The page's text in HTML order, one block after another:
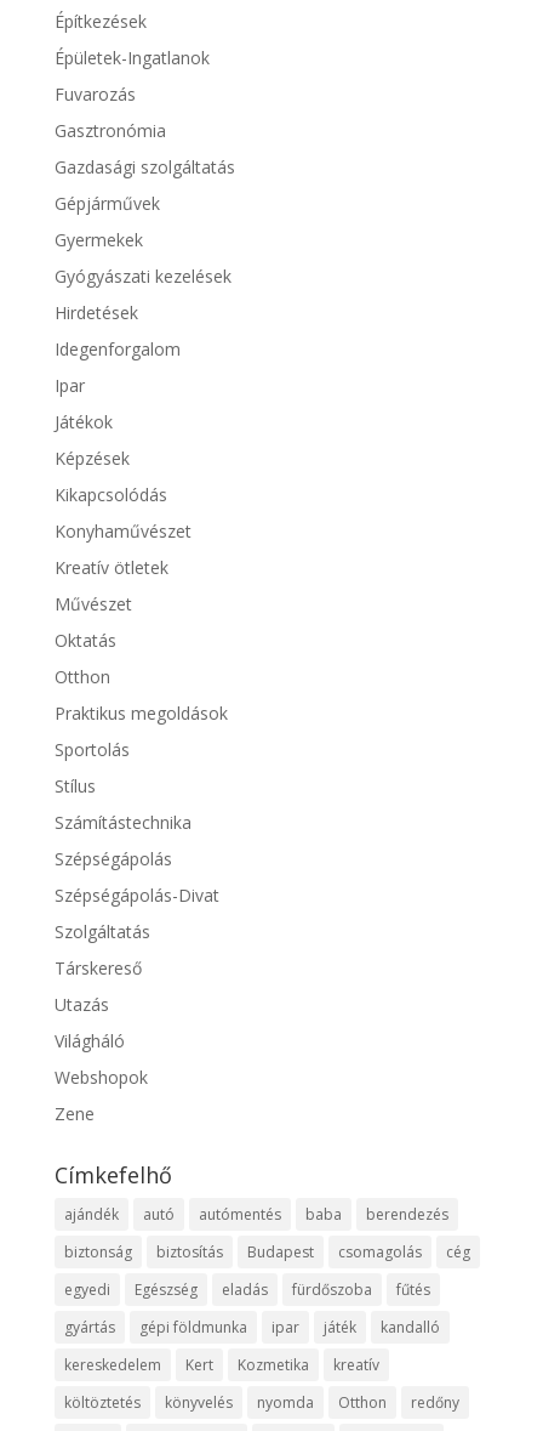
Építkezések
Épületek-Ingatlanok
Fuvarozás
Gasztronómia
Gazdasági szolgáltatás
Gépjárművek
Gyermekek
Gyógyászati kezelések
Hirdetések
Idegenforgalom
Ipar
Játékok
Képzések
Kikapcsolódás
Konyhaművészet
Kreatív ötletek
Művészet
Oktatás
Otthon
Praktikus megoldások
Sportolás
Stílus
Számítástechnika
Szépségápolás
Szépségápolás-Divat
Szolgáltatás
Társkereső
Utazás
Világháló
Webshopok
Zene
Címkefelhő
ajándék autó autómentés baba
berendezés
biztonság
biztosítás Budapest csomagolás
cég
egyedi
Egészség eladás fürdőszoba
fűtés
gyártás
gépi földmunka ipar játék
kandalló
kereskedelem
Kert Kozmetika
kreatív
költöztetés
könyvelés nyomda Otthon
redőny